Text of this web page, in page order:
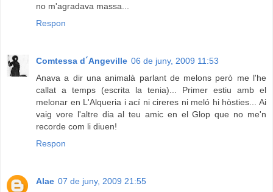
no m'agradava massa...
Respon
Comtessa d´Angeville 06 de juny, 2009 11:53
Anava a dir una animalà parlant de melons però me l'he
callat a temps (escrita la tenia)... Primer estiu amb el
melonar en L'Alqueria i ací ni cireres ni meló hi hòsties... Ai
vaig vore l'altre dia al teu amic en el Glop que no me'n
recorde com li diuen!
Respon
Alae 07 de juny, 2009 21:55